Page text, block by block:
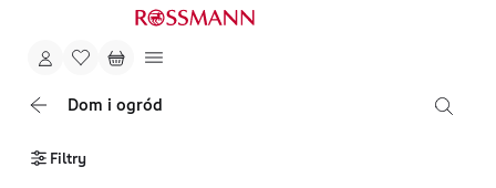
Dom i ogród
Filtry